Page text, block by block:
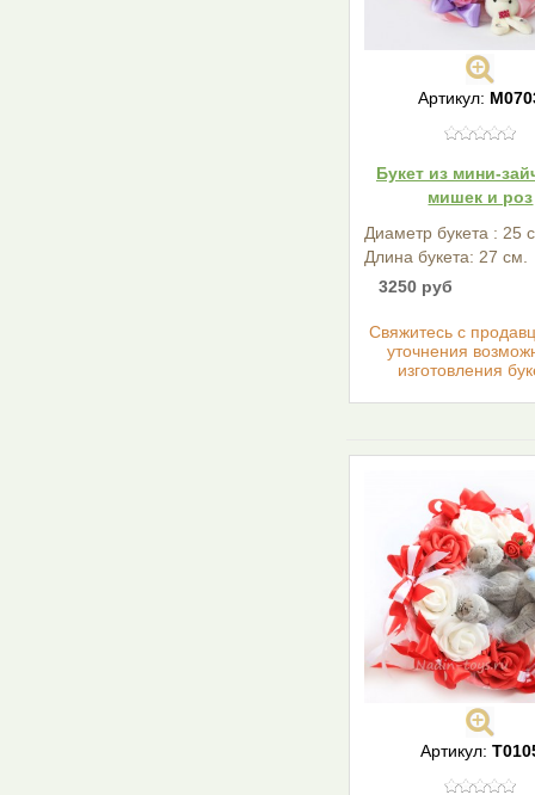
Артикул:
Букет из мини-
мишек и роз
Диаметр букета : 25
Длина букета: 27 см.
3250 руб
Cвяжитесь с
уточнения
изготовления
Артикул: